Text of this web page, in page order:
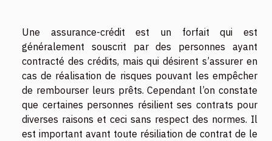
Une assurance-crédit est un forfait qui est
généralement souscrit par des personnes ayant
contracté des crédits, mais qui désirent s’assurer en
cas de réalisation de risques pouvant les empêcher
de rembourser leurs prêts. Cependant l’on constate
que certaines personnes résilient ses contrats pour
diverses raisons et ceci sans respect des normes. Il
est important avant toute résiliation de contrat de le